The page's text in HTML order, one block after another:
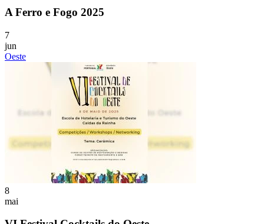
A Ferro e Fogo 2025
7
jun
Oeste
8
mai